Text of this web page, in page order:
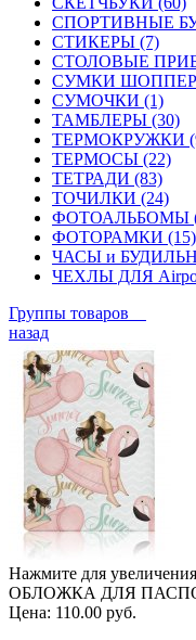
СПОРТИВНЫЕ
СТИКЕРЫ (7)
СТОЛОВЫЕ
СУМКИ
СУМОЧКИ (1)
ТАМБЛЕРЫ (30)
ТЕРМОКРУЖКИ
ТЕРМОСЫ (22)
ТЕТРАДИ (83)
ТОЧИЛКИ (24)
ФОТОАЛЬБОМЫ
ФОТОРАМКИ (15)
ЧАСЫ и
ЧЕХЛЫ ДЛЯ
Группы товаров
назад
Нажмите для увеличения
ОБЛОЖКА ДЛЯ
Цена: 110.00 руб.